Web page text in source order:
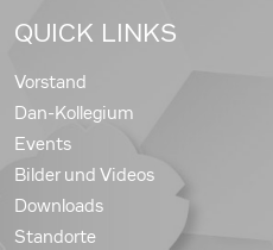
QUICK LINKS
Vorstand
Dan-Kollegium
Events
Bilder und Videos
Downloads
Standorte